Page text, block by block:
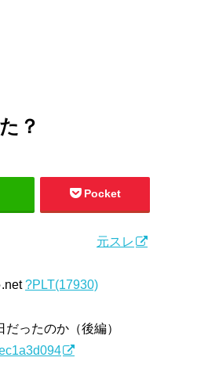
？
Pocket
元スレ
?PLT(17930)
ったのか（後編）